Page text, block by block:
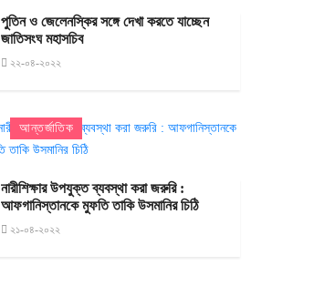
পুতিন ও জেলেনস্কির সঙ্গে দেখা করতে যাচ্ছেন
জাতিসংঘ মহাসচিব
২২-০৪-২০২২
আন্তর্জাতিক
নারীশিক্ষার উপযুক্ত ব্যবস্থা করা জরুরি :
আফগানিস্তানকে মুফতি তাকি উসমানির চিঠি
২১-০৪-২০২২